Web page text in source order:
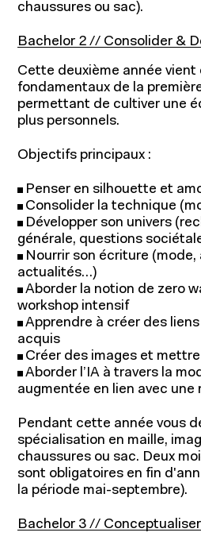
Recherche
chaussures ou sac).
Bachelor 2 // Consolider &
Cette deuxième année
fondamentaux de la
permettant de cultiver une
plus personnels.
Objectifs principaux :
Penser en silhouette et
Consolider la technique
Développer son univers
générale, questions
Nourrir son écriture (mode,
actualités…)
Aborder la notion de zero
workshop intensif
Apprendre à créer des
acquis
Créer des images et
Aborder l’IA à travers la
augmentée en lien avec une
Pendant cette année vous
spécialisation en maille,
chaussures ou sac. Deux
sont obligatoires en fin
la période mai-septembre).
Bachelor 3 //